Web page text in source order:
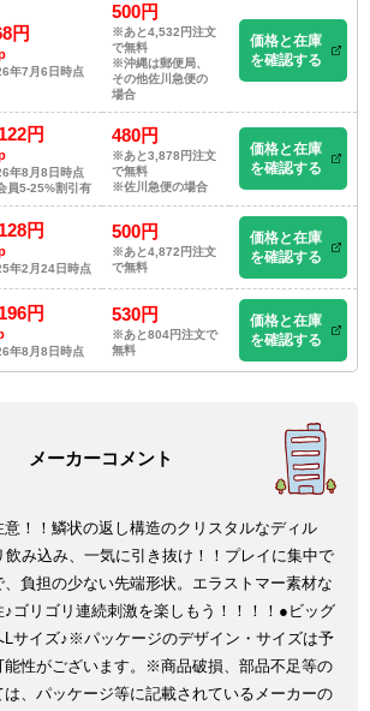
円
年7月6日時点
500円
※あと4,532円注文
で無料
※沖縄は郵便局、
その他佐川急便の
場合
価格と在庫
を確認する
円
年8月8日時点
員5-25%割引有
480円
※あと3,878円注文
で無料
※佐川急便の場合
価格と在庫
を確認する
円
年2月24日時点
500円
※あと4,872円注文
で無料
価格と在庫
を確認する
円
年8月8日時点
530円
※あと804円注文で
無料
価格と在庫
を確認する
！！鱗状の返し構造のクリスタルなディル
飲み込み、一気に引き抜け！！プレイに集中で
、負担の少ない先端形状。エラストマー素材な
ゴリゴリ連続刺激を楽しもう！！！！●ビッグ
Lサイズ♪※パッケージのデザイン・サイズは予
能性がございます。※商品破損、部品不足等の
、パッケージ等に記載されているメーカーの